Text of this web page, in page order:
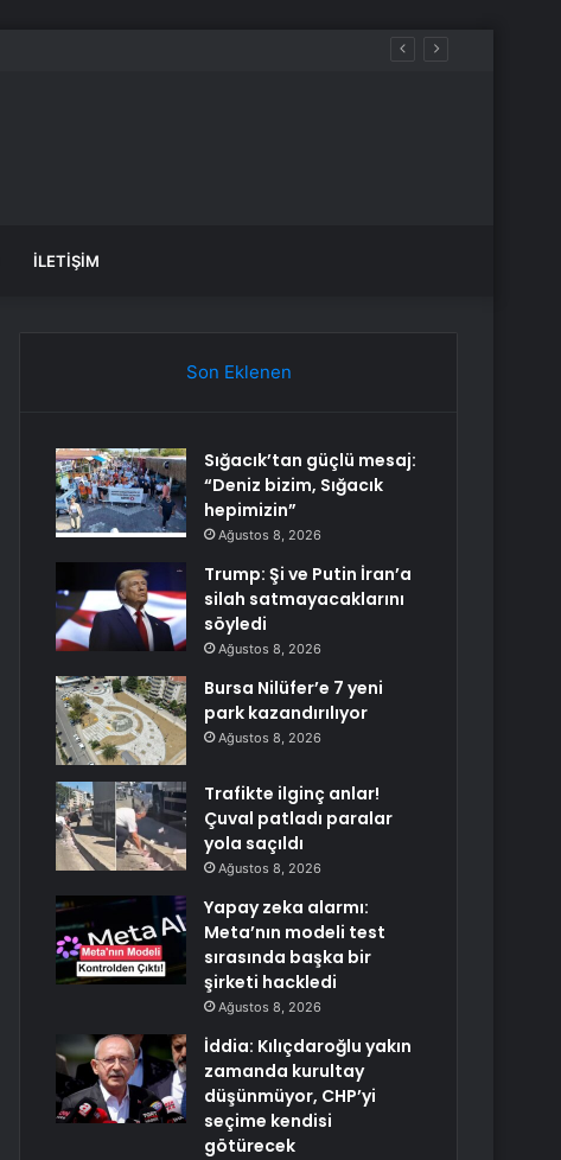
İLETIŞIM
Son Eklenen
Sığacık’tan güçlü mesaj:
“Deniz bizim, Sığacık
hepimizin”
Ağustos 8, 2026
Trump: Şi ve Putin İran’a
silah satmayacaklarını
söyledi
Ağustos 8, 2026
Bursa Nilüfer’e 7 yeni
park kazandırılıyor
Ağustos 8, 2026
Trafikte ilginç anlar!
Çuval patladı paralar
yola saçıldı
Ağustos 8, 2026
Yapay zeka alarmı:
Meta’nın modeli test
sırasında başka bir
şirketi hackledi
Ağustos 8, 2026
İddia: Kılıçdaroğlu yakın
zamanda kurultay
düşünmüyor, CHP’yi
seçime kendisi
götürecek